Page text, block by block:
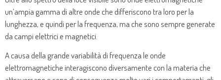
un’ampia gamma di altre onde che differiscono tra loro per la
lunghezza, e quindi per la frequenza, ma che sono sempre generate
da campi elettrici e magnetici.
A causa della grande variabilità di frequenza le onde
elettromagnetiche interagiscono diversamente con la materia che